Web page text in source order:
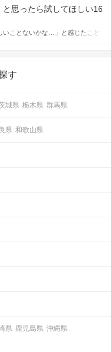
きかをご紹介していきます。
いいの？」とお困りの男性もいら
。 そこで今回は、男性から女性へ
ツをご紹介します。例文も混じ
にしてください。
と思ったら試してほしい16
いことないかな…」と感じたこと
した♪ いままさに楽しいことを探し
す
城県 栃木県 群馬県
県 和歌山県
県 鹿児島県 沖縄県